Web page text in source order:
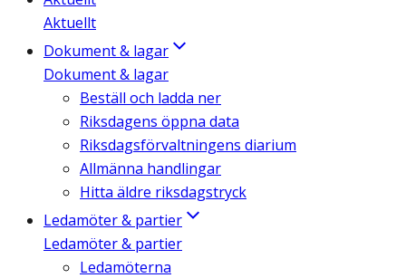
Aktuellt
Dokument & lagar
Dokument & lagar
Beställ och ladda ner
Riksdagens öppna data
Riksdagsförvaltningens diarium
Allmänna handlingar
Hitta äldre riksdagstryck
Ledamöter & partier
Ledamöter & partier
Ledamöterna